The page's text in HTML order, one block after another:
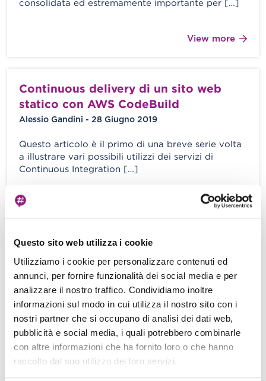
Questo sito web utilizza i cookie
Utilizziamo i cookie per personalizzare contenuti ed
annunci, per fornire funzionalità dei social media e per
analizzare il nostro traffico. Condividiamo inoltre
informazioni sul modo in cui utilizza il nostro sito con i
nostri partner che si occupano di analisi dei dati web,
pubblicità e social media, i quali potrebbero combinarle
con altre informazioni che ha fornito loro o che hanno
raccolto dal suo utilizzo dei loro servizi.
consolidata ed estremamente importante per […]
View more
Continuous delivery di un sito web
statico con AWS CodeBuild
Alessio Gandini - 28 Giugno 2019
Questo articolo è il primo di una breve serie volta
a illustrare vari possibili utilizzi dei servizi di
Continuous Integration […]
View more
su AWS con Fargate e SQS
M. Moroni - S. Merlini - 17 Maggio 2019
L’utilizzo di Pipeline per il deploy automatico del
codice è ormai una feature quasi imprescindibile
di ogni progetto di sviluppo […]